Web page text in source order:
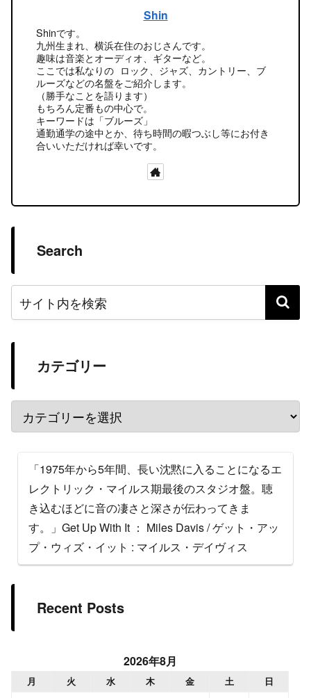
Shin
Shinです。
九州生まれ、横浜在住のおじさんです。
趣味は音楽とオーディオ、ギターなど。
ここでは私なりの ロック、ジャズ、カントリー、ブ
ルーズなどの名盤をご紹介します。
（勝手なことを語ります）
もちろん定番もの中心で。
キーワードは「ブルーズ」
通勤通学の途中とか、待ち時間の暇つぶし等にお付き
合いいただければ幸いです。
Search
カテゴリー
「1975年から5年間、長い沈黙に入ることになるエ
レクトリック・マイルス期最後のスタジオ盤。聴
き込むほどに音の凄さと深さが伝わってきま
す。」Get Up With It ： Miles Davis / ゲット・アッ
プ・ウィズ・イット : マイルス・デイヴィス
Recent Posts
2026年8月
月 火 水 木 金 土 日